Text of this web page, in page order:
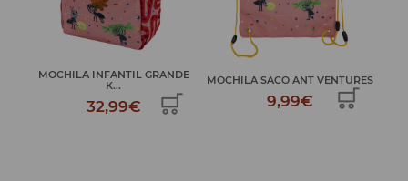
MOCHILA INFANTIL GRANDE
K...
32,99€
MOCHILA SACO ANT VENTURES
9,99€